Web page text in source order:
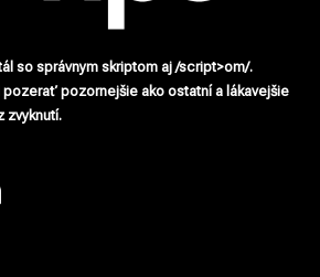
so správnym skriptom aj /script>om/.
pozornejšie ako ostatní a lákavejšie
zvyknutí.